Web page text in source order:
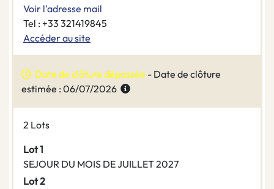
Voir l'adresse mail
Tel : +33 321419845
Accéder au site
Date de clôture dépassée - Date de clôture
estimée : 06/07/2026
2 Lots
Lot 1
SEJOUR DU MOIS DE JUILLET 2027
Lot 2